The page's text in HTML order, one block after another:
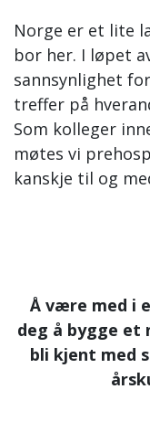
Norge er et lite
bor her. I løpet
sannsynlighet
treffer på
Som kolleger
møtes vi
kanskje til og
Å være med i
deg å bygge
bli kjent med